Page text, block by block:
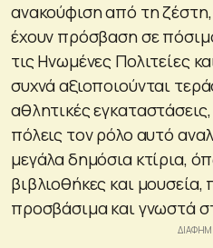
ανακούφιση από τη
έχουν πρόσβαση σε
τις Ηνωμένες Πολιτείες
συχνά αξιοποιούνται
αθλητικές
πόλεις τον ρόλο αυτό
μεγάλα δημόσια κτίρια,
βιβλιοθήκες και μουσεία,
προσβάσιμα και γνωστά